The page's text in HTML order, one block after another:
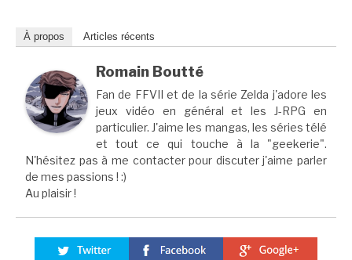
À propos Articles récents
Romain Boutté
Fan de FFVII et de la série Zelda j'adore les
jeux vidéo en général et les J-RPG en
particulier. J'aime les mangas, les séries télé
et tout ce qui touche à la "geekerie".
N'hésitez pas à me contacter pour discuter j'aime parler
de mes passions ! :)
Au plaisir !